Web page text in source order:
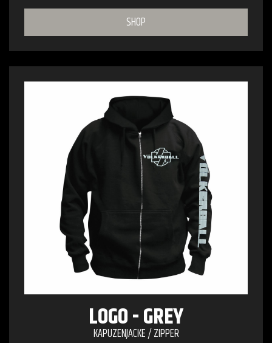
SHOP
LOGO - GREY
KAPUZENJACKE / ZIPPER